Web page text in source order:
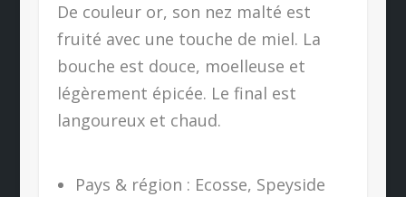
De couleur or, son nez malté est
fruité avec une touche de miel. La
bouche est douce, moelleuse et
légèrement épicée. Le final est
langoureux et chaud.
Pays & région : Ecosse, Speyside